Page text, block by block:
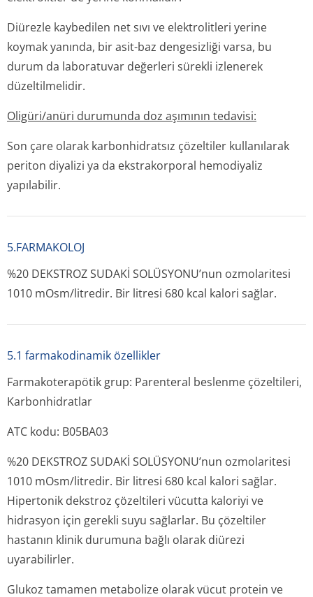
Diürezle kaybedilen net sıvı ve elektrolitleri yerine
koymak yanında, bir asit-baz dengesizliği varsa, bu
durum da laboratuvar değerleri sürekli izlenerek
düzeltilmelidir.
Oligüri/anüri durumunda doz aşımının tedavisi:
Son çare olarak karbonhidratsız çözeltiler kullanılarak
periton diyalizi ya da ekstrakorporal hemodiyaliz
yapılabilir.
5.FARMAKOLOJ
%20 DEKSTROZ SUDAKİ SOLÜSYONU’nun ozmolaritesi
1010 mOsm/litredir. Bir litresi 680 kcal kalori sağlar.
5.1 farmakodinamik özellikler
Farmakoterapötik grup: Parenteral beslenme çözeltileri,
Karbonhidratlar
ATC kodu: B05BA03
%20 DEKSTROZ SUDAKİ SOLÜSYONU’nun ozmolaritesi
1010 mOsm/litredir. Bir litresi 680 kcal kalori sağlar.
Hipertonik dekstroz çözeltileri vücutta kaloriyi ve
hidrasyon için gerekli suyu sağlarlar. Bu çözeltiler
hastanın klinik durumuna bağlı olarak diürezi
uyarabilirler.
Glukoz tamamen metabolize olarak vücut protein ve